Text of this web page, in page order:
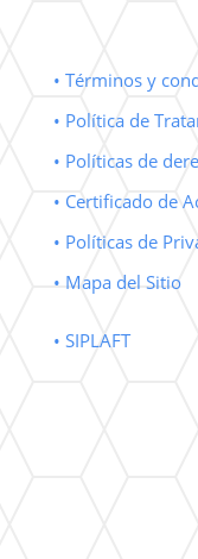
• Términos y
• Política de
• Políticas de
• Certificado de
• Políticas de
• Mapa del Sitio
• SIPLAFT